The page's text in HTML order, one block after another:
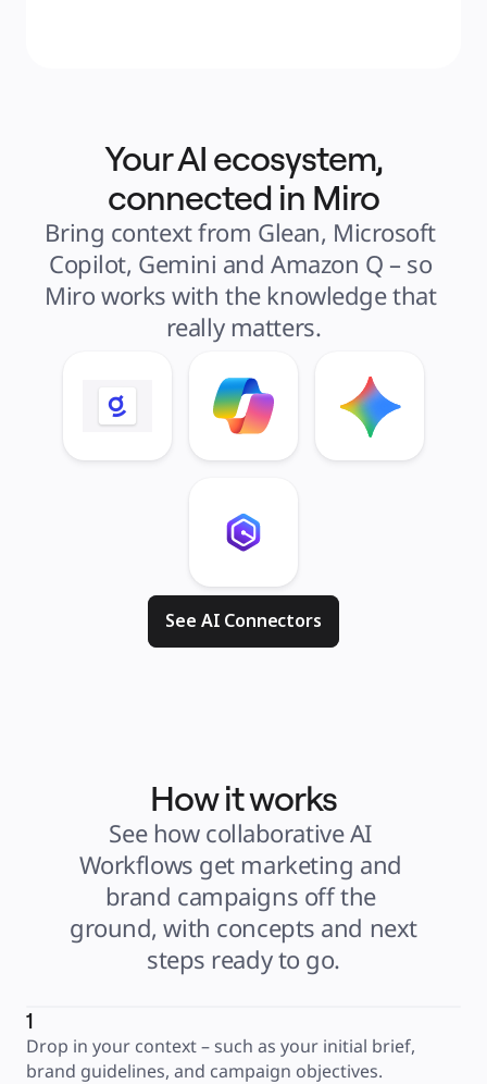
Your AI ecosystem,
connected in Miro
Bring context from Glean, Microsoft
Copilot, Gemini and Amazon Q – so
Miro works with the knowledge that
really matters.
See AI Connectors
How it works
See how collaborative AI
Workflows get marketing and
brand campaigns off the
ground, with concepts and next
steps ready to go.
1
Drop in your context – such as your initial brief,
brand guidelines, and campaign objectives.